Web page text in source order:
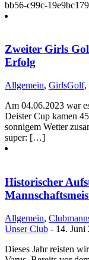
bb56-c99c-
Zweiter Girls
Erfolg
Allgemein, GirlsGolf,
Am 04.06.2023 war
Deister Cup kamen
sonnigem Wetter
super: […]
Historischer
Allgemein,
Unser Club - 14. Juni
Dieses Jahr reisten